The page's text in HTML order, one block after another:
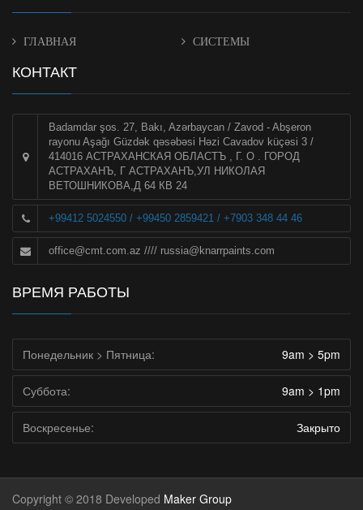
ГЛАВНАЯ СИСТЕМЫ
КОНТАКТ
Badamdar şos. 27, Bakı, Azərbaycan / Zavod - Abşeron
rayonu Aşağı Güzdək qəsəbəsi Həzi Cavadov küçəsi 3 /
414016 АСТРАХАНСКАЯ ОБЛАСТЪ , Г. О . ГОРОД
АСТРАХАНЪ, Г АСТРАХАНЪ,УЛ НИКОЛАЯ
ВЕТОШНИКОВА,Д 64 КВ 24
+99412 5024550 / +99450 2859421 / +7903 348 44 46
office@cmt.com.az //// russia@knarrpaints.com
ВРЕМЯ РАБОТЫ
Понедельник > Пятница: 9am > 5pm
Суббота: 9am > 1pm
Воскресенье: Закрыто
Copyright © 2018 Developed Maker Group